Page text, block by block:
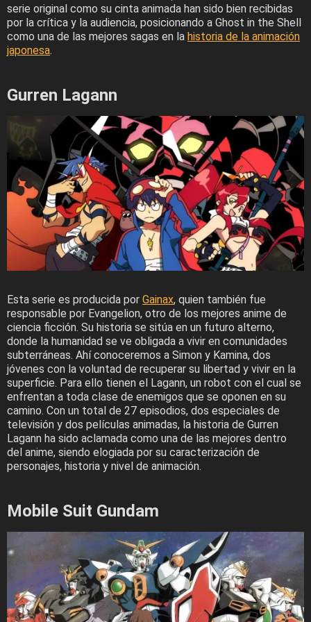
serie original como su cinta animada han sido bien recibidas
por la crítica y la audiencia, posicionando a Ghost in the Shell
como una de las mejores sagas en la historia de la animación
japonesa.
Gurren Lagann
Esta serie es producida por Gainax, quien también fue
responsable por Evangelion, otro de los mejores anime de
ciencia ficción. Su historia se sitúa en un futuro alterno,
donde la humanidad se ve obligada a vivir en comunidades
subterráneas. Ahí conoceremos a Simon y Kamina, dos
jóvenes con la voluntad de recuperar su libertad y vivir en la
superficie. Para ello tienen el Lagann, un robot con el cual se
enfrentan a toda clase de enemigos que se oponen en su
camino. Con un total de 27 episodios, dos especiales de
televisión y dos películas animadas, la historia de Gurren
Lagann ha sido aclamada como una de las mejores dentro
del anime, siendo elogiada por su caracterización de
personajes, historia y nivel de animación.
Mobile Suit Gundam